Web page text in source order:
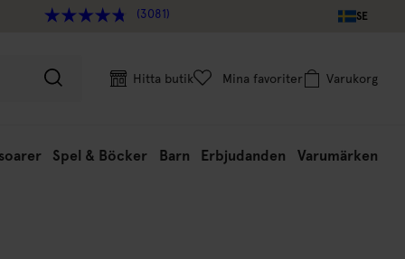
(3081) SE
Hitta butik Mina favoriter Varukorg
Spel & Böcker Barn Erbjudanden Varumärken